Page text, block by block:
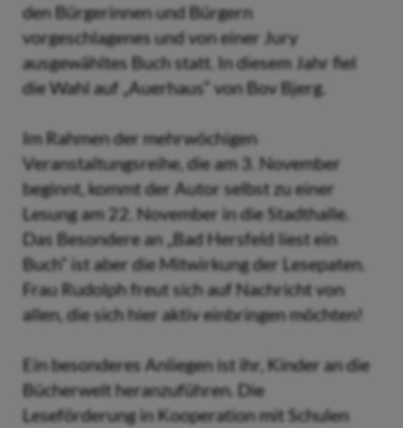
den Bürgerinnen und Bürgern
vorgeschlagenes und von einer Jury
ausgewähltes Buch statt. In diesem Jahr fiel
die Wahl auf „Auerhaus“ von Bov Bjerg.
Im Rahmen der mehrwöchigen
Veranstaltungsreihe, die am 3. November
beginnt, kommt der Autor selbst zu einer
Lesung am 22. November in die Stadthalle.
Das Besondere an „Bad Hersfeld liest ein
Buch“ ist aber die Mitwirkung der Lesepaten.
Frau Rudolph freut sich auf Nachricht von
allen, die sich hier aktiv einbringen möchten!
Ein besonderes Anliegen ist ihr, Kinder an die
Bücherwelt heranzuführen. Die
Leseförderung in Kooperation mit Schulen